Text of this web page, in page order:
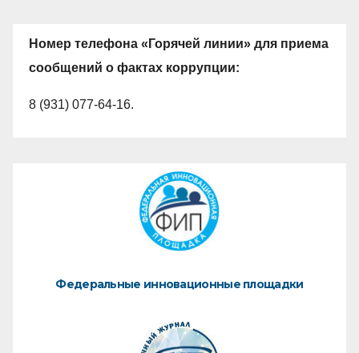
Номер телефона «Горячей линии» для приема
сообщений о фактах коррупции:
8 (931) 077-64-16.
Федеральные инновационные площадки